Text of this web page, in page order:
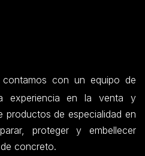
contamos con un equipo de
experiencia en la venta y
productos de especialidad en
proteger y embellecer
concreto.